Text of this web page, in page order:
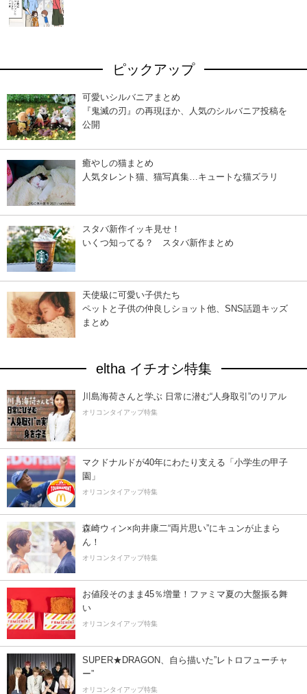
ピックアップ
可愛いシルバニアまとめ
『鬼滅の刃』の再現ほか、人気のシルバニア投稿を
公開
癒やしの猫まとめ
人気タレント猫、猫写真集…キュートな猫ズラリ
スタバ新作イッキ見せ！
いくつ知ってる？ スタバ新作まとめ
天使級に可愛い子供たち
ペットと子供の仲良しショット他、SNS話題キッズ
まとめ
eltha イチオシ特集
川島海荷さんと学ぶ 日常に潜む“人身取引”のリアル
オリコンタイアップ特集
マクドナルドが40年にわたり支える「小学生の甲子
園」
オリコンタイアップ特集
森崎ウィン×向井康二“両片思い”にキュンが止まら
ん！
オリコンタイアップ特集
お値段そのまま45％増量！ファミマ夏の大盤振る舞
い
オリコンタイアップ特集
SUPER★DRAGON、自ら描いた”レトロフューチャ
ー”
オリコンタイアップ特集